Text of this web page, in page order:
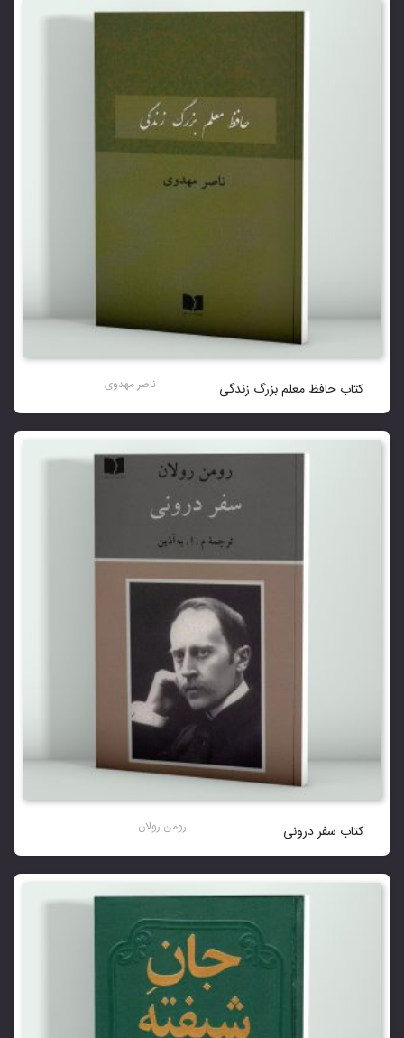
کتاب حافظ معلم بزرگ زندگی ناصر مهدوی
کتاب سفر درونی رومن رولان